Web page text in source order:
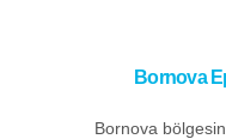
Bornova
Bornova